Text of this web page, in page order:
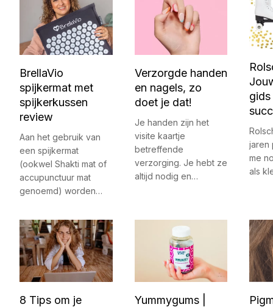
BrellaVio
spijkermat met
spijkerkussen
review
Aan het gebruik van
een spijkermat
(ookwel Shakti mat of
accupunctuur mat
genoemd) worden…
Verzorgde handen
en nagels, zo
doet je dat!
Je handen zijn het
visite kaartje
betreffende
verzorging. Je hebt ze
altijd nodig en…
jaren
me
als
8 Tips om je
Yummygums |